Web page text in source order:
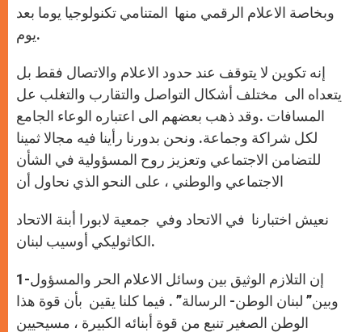
وبخاصة الاعلام الرقمي منها المتنامي تكنولوجيا يوما بعد
يوم.
إنه تكوين لا يتوقف عند حدود الاعلام والاتصال فقط بل
يتعداه الى مختلف أشكال التواصل والتقارب والتغلب عل
المسافات .وقد ذهب بعضهم الى اعتباره الوعاء الجامع
لكل شراكة وجماعة. ونحن بدورنا رأينا فيه مجالا ثمينا
للتضامن الاجتماعي وتعزيز روح المسؤولية في الشأن
الاجتماعي والوطني ، على النحو الذي نحاول أن
نعيش اختبارنا في الاتحاد وفي جمعية لابورا أبنة الاتحاد
الكاثوليكي أوسيب لبنان.
1-إن التلازم الوثيق بين وسائل الاعلام الحر والمسؤول
وبين” لبنان الوطن- الرسالة” . فيما كلنا يقين بأن قوة هذا
الوطن الصغير تنبع من قوة أبنائه الكبيرة ، مسيحيين